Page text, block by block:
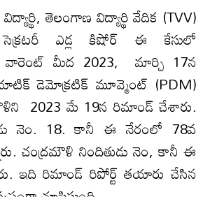
తెలంగాణ విద్యార్థి వేదిక (TVV)
ఎడ్ల కిషోర్ ఈ కేసులో
మీద 2023, మార్చి 17న
డెమోక్రటిక్ మూవ్మెంట్ (PDM)
2023 మే 19న రిమాండ్ చేశారు.
నెం. 18. కానీ ఈ నేరంలో 78వ
చంద్రమౌళి నిందితుడు నెం, కానీ ఈ
ఇది రిమాండ్ రిపోర్ట్ తయారు చేసిన